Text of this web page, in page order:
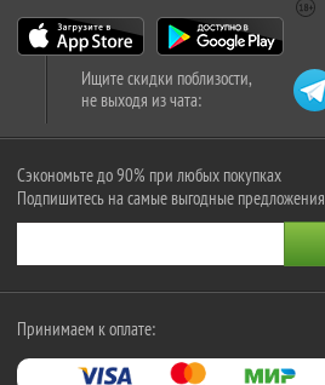
Ищите скидки поблизости,
не выходя из чата:
Сэкономьте до 90% при любых покупках
Подпишитесь на самые выгодные предложения
Принимаем к оплате: